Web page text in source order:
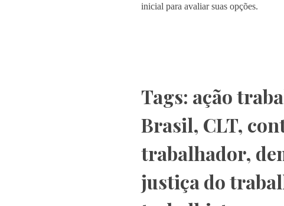
inicial para avaliar suas opções.
Tags: ação
Brasil, CLT,
trabalhador,
justiça do